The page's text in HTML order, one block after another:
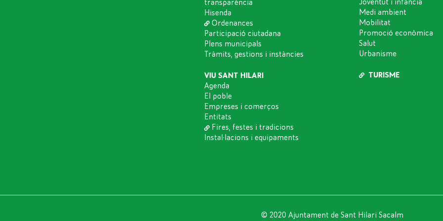
transparència
Hisenda
Ordenances
Participació ciutadana
Plens municipals
Tràmits, gestions i instàncies
VIU SANT HILARI
Agenda
El poble
Empreses i comerços
Entitats
Fires, festes i tradicions
Instal·lacions i equipaments
Joventut i infància
Medi ambient
Mobilitat
Promoció econòmica
Salut
Urbanisme
TURISME
© 2020 Ajuntament de Sant Hilari Sacalm